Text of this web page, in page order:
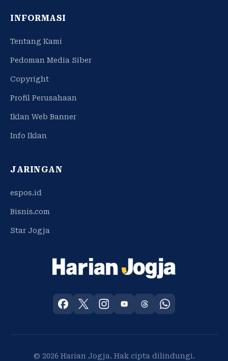
INFORMASI
Tentang Kami
Pedoman Media Siber
Copyright
Profil Perusahaan
Iklan Web Banner
Info Iklan
JARINGAN
espos.id
Bisnis.com
Star Jogja
© 2026 Harian Jogja. Hak cipta dilindungi.